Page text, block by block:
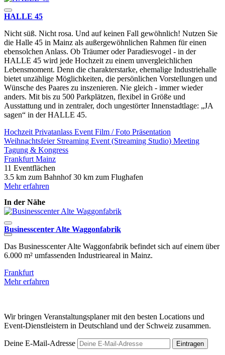
HALLE 45
Nicht süß. Nicht rosa. Und auf keinen Fall gewöhnlich! Nutzen Sie
die Halle 45 in Mainz als außergewöhnlichen Rahmen für einen
ebensolchen Anlass. Ob Träumer oder Paradiesvogel - in der
HALLE 45 wird jede Hochzeit zu einem unvergleichlichen
Lebensmoment. Denn die charakterstarke, ehemalige Industriehalle
bietet unzählige Möglichkeiten, die persönlichen Vorstellungen und
Wünsche des Paares zu inszenieren. Nie gleich - immer wieder
anders. Mit bis zu 500 Parkplätzen, flexibel in Größe und
Ausstattung und in zentraler, doch ungestörter Innenstadtlage: „JA
sagen“ in der HALLE 45.
Hochzeit Privatanlass Event Film / Foto Präsentation
Weihnachtsfeier Streaming Event (Streaming Studio) Meeting
Tagung & Kongress
Frankfurt Mainz
11 Eventflächen
3.5 km zum Bahnhof30 km zum Flughafen
Mehr erfahren
In der Nähe
Businesscenter Alte Waggonfabrik
Das Businesscenter Alte Waggonfabrik befindet sich auf einem über
6.000 m² umfassenden Industrieareal in Mainz.
Frankfurt
Mehr erfahren
Wir bringen Veranstaltungsplaner mit den besten Locations und
Event-Dienstleistern in Deutschland und der Schweiz zusammen.
Deine E-Mail-Adresse Eintragen